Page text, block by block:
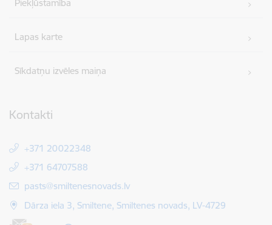
Piekļūstamība
Lapas karte
Sīkdatņu izvēles maiņa
Kontakti
+371 20022348
+371 64707588
E-pasts:
pasts@smiltenesnovads.lv
Dārza iela 3, Smiltene, Smiltenes novads, LV-4729